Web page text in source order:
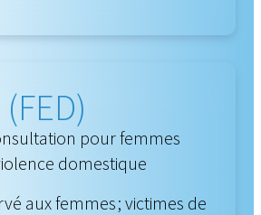
pour femmes
domestique
aux femmes ; victimes de